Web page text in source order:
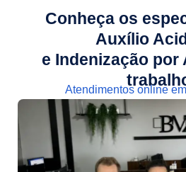
Conheça os
Auxílio
e Indenização por
Atendimentos online